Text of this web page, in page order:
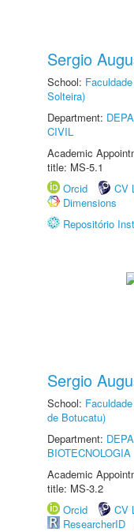
Sergio
School:
Solteira)
Department:
CIVIL
Academic
title: MS-5.1
Orcid
CV
Dimensions
Repositório
Sergio
School:
de Botucatu)
Department:
BIOTECNOLOGIA
Academic
title: MS-3.2
Orcid
CV
ResearcherID